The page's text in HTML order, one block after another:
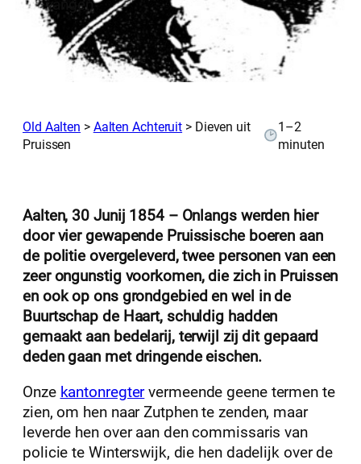
vangen
Old Aalten > Aalten Achteruit > Dieven uit
Pruissen
1–2
minuten
Aalten, 30 Junij 1854 – Onlangs werden hier
door vier gewapende Pruissische boeren aan
de politie overgeleverd, twee personen van een
zeer ongunstig voorkomen, die zich in Pruissen
en ook op ons grondgebied en wel in de
Buurtschap de Haart, schuldig hadden
gemaakt aan bedelarij, terwijl zij dit gepaard
deden gaan met dringende eischen.
Onze kantonregtervermeende geene termen te
zien, om hen naar Zutphen te zenden, maar
leverde hen over aan den commissaris van
policie te Winterswijk, die hen dadelijk over de